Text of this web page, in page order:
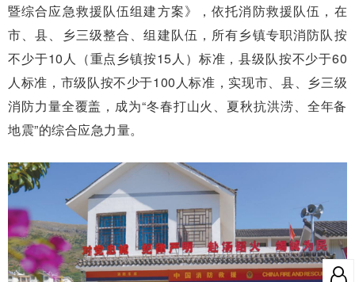
暨综合应急救援队伍组建方案》，依托消防救援队伍，在
市、县、乡三级整合、组建队伍，所有乡镇专职消防队按
不少于10人（重点乡镇按15人）标准，县级队按不少于60
人标准，市级队按不少于100人标准，实现市、县、乡三级
消防力量全覆盖，成为“冬春打山火、夏秋抗洪涝、全年备
地震”的综合应急力量。